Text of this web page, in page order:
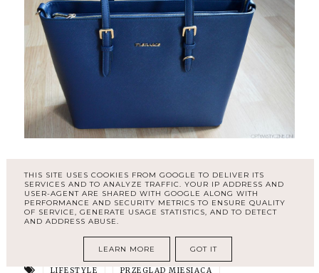
A jak wyglądał ten miesiąc u Was? Co
ciekawego obejrzałyście, przeczytałyście, a
może kupiłyście coś, z czego jesteście bardzo
zadowolone?
LIFESTYLE PRZEGLĄD MIESIĄCA
THIS SITE USES COOKIES FROM GOOGLE TO DELIVER ITS
SERVICES AND TO ANALYZE TRAFFIC. YOUR IP ADDRESS AND
USER-AGENT ARE SHARED WITH GOOGLE ALONG WITH
PERFORMANCE AND SECURITY METRICS TO ENSURE QUALITY
OF SERVICE, GENERATE USAGE STATISTICS, AND TO DETECT
AND ADDRESS ABUSE.
LEARN MORE GOT IT